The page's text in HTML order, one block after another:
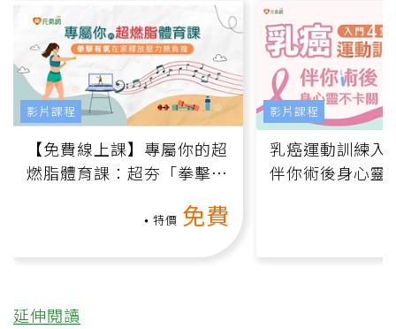
【免費線上課】專屬你的超
燃脂體育課：超夯「拳擊有
特價 免費
影片課程
乳癌運動訓練入
伴你術後身心靈
影片課程
延伸閱讀